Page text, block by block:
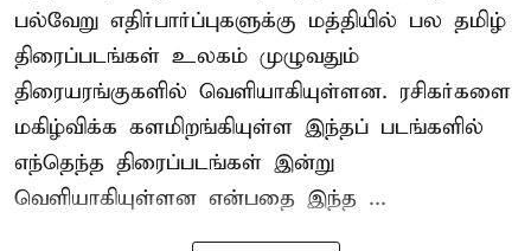
பல்வேறு எதிர்பார்ப்புகளுக்கு மத்தியில் பல தமிழ்
திரைப்படங்கள் உலகம் முழுவதும்
திரையரங்குகளில் வெளியாகியுள்ளன. ரசிகர்களை
மகிழ்விக்க களமிறங்கியுள்ள இந்தப் படங்களில்
எந்தெந்த திரைப்படங்கள் இன்று
வெளியாகியுள்ளன என்பதை இந்த ...